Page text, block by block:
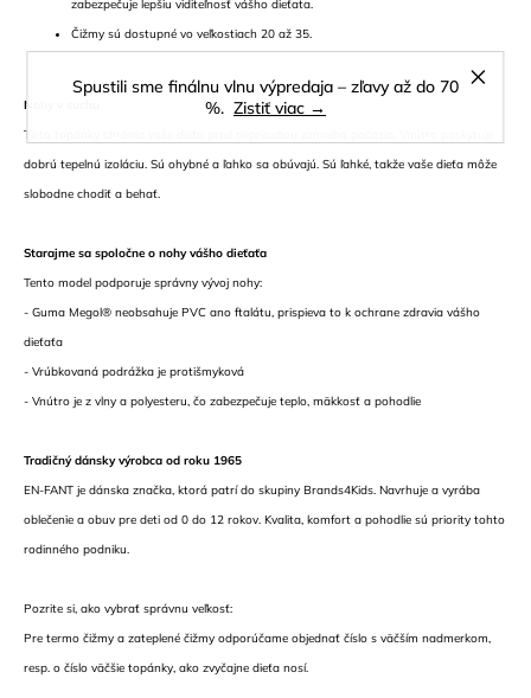
Spustili sme finálnu vlnu výpredaja – zľavy až do 70
%. Zistiť viac →
zabezpečuje lepšiu viditeľnosť vášho dieťata.
Čižmy sú dostupné vo veľkostiach 20 až 35.
Nohy v suchu
Tieto topánky chránia vaše dieťa pred nepriazňou zimného počasia. Vnútro poskytuje
dobrú tepelnú izoláciu. Sú ohybné a ľahko sa obúvajú. Sú ľahké, takže vaše dieťa môže
slobodne chodiť a behať.
Starajme sa spoločne o nohy vášho dieťaťa
Tento model podporuje správny vývoj nohy:
- Guma Megol® neobsahuje PVC ano ftalátu, prispieva to k ochrane zdravia vášho
dieťaťa
- Vrúbkovaná podrážka je protišmyková
- Vnútro je z vlny a polyesteru, čo zabezpečuje teplo, mäkkosť a pohodlie
Tradičný dánsky výrobca od roku 1965
EN-FANT je dánska značka, ktorá patrí do skupiny Brands4Kids. Navrhuje a vyrába
oblečenie a obuv pre deti od 0 do 12 rokov. Kvalita, komfort a pohodlie sú priority tohto
rodinného podniku.
Pozrite si, ako vybrať správnu veľkosť:
Pre termo čižmy a zateplené čižmy odporúčame objednať číslo s väčším nadmerkom,
resp. o číslo väčšie topánky, ako zvyčajne dieťa nosí.